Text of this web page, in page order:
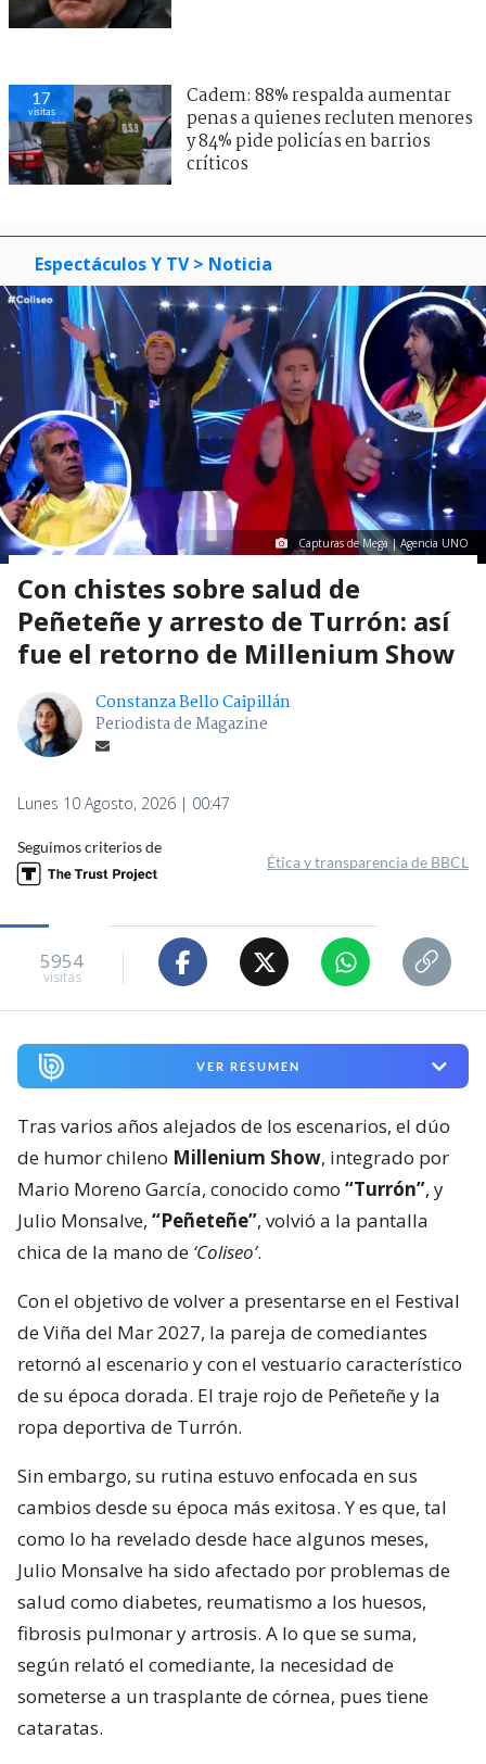
17
visitas
Cadem: 88% respalda aumentar
penas a quienes recluten menores
y 84% pide policías en barrios
críticos
Espectáculos Y TV > Noticia
Capturas de Mega | Agencia UNO
Con chistes sobre salud de
Peñeteñe y arresto de Turrón: así
fue el retorno de Millenium Show
Constanza Bello Caipillán
Periodista de Magazine
Lunes 10 Agosto, 2026 | 00:47
Seguimos criterios de
Ética y transparencia de BBCL
5954
visitas
VER RESUMEN
Tras varios años alejados de los escenarios, el dúo
de humor chileno Millenium Show, integrado por
Mario Moreno García, conocido como “Turrón”, y
Julio Monsalve, “Peñeteñe”, volvió a la pantalla
chica de la mano de ‘Coliseo’.
Con el objetivo de volver a presentarse en el Festival
de Viña del Mar 2027, la pareja de comediantes
retornó al escenario y con el vestuario característico
de su época dorada. El traje rojo de Peñeteñe y la
ropa deportiva de Turrón.
Sin embargo, su rutina estuvo enfocada en sus
cambios desde su época más exitosa. Y es que, tal
como lo ha revelado desde hace algunos meses,
Julio Monsalve ha sido afectado por problemas de
salud como diabetes, reumatismo a los huesos,
fibrosis pulmonar y artrosis. A lo que se suma,
según relató el comediante, la necesidad de
someterse a un trasplante de córnea, pues tiene
cataratas.